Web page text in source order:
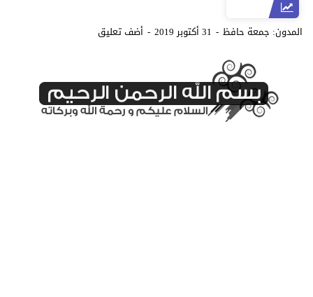
المدون: جمعة حافظ 31 أكتوبر 2019 أضف تعليق